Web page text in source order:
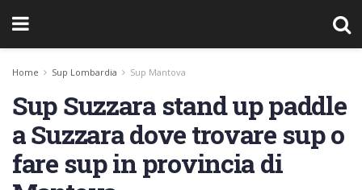
Home Sup Lombardia Sup Mantova
Sup Suzzara stand up paddle
a Suzzara dove trovare sup o
fare sup in provincia di